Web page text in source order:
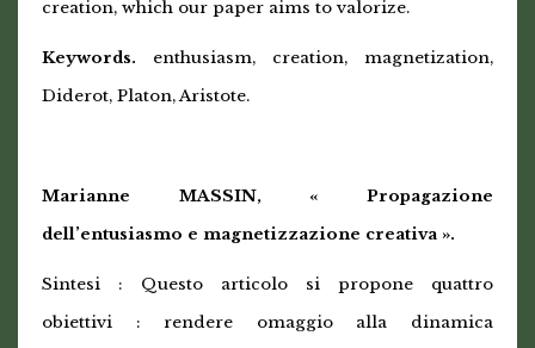
creation, which our paper aims to valorize.
Keywords.
enthusiasm, creation, magnetization,
Diderot, Platon, Aristote.
Marianne MASSIN, « Propagazione
dell’entusiasmo e magnetizzazione creativa ».
Sintesi : Questo articolo si propone quattro
obiettivi : rendere omaggio alla dinamica